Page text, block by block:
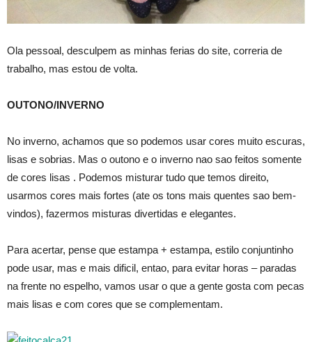
Ola pessoal, desculpem as minhas ferias do site, correria de
trabalho, mas estou de volta.
OUTONO/INVERNO
No inverno, achamos que so podemos usar cores muito escuras,
lisas e sobrias. Mas o outono e o inverno nao sao feitos somente
de cores lisas . Podemos misturar tudo que temos direito,
usarmos cores mais fortes (ate os tons mais quentes sao bem-
vindos), fazermos misturas divertidas e elegantes.
Para acertar, pense que estampa + estampa, estilo conjuntinho
pode usar, mas e mais dificil, entao, para evitar horas – paradas
na frente no espelho, vamos usar o que a gente gosta com pecas
mais lisas e com cores que se complementam.